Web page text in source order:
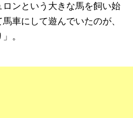
ロンという大きな馬を飼い始
車にして遊んでいたのが、
。